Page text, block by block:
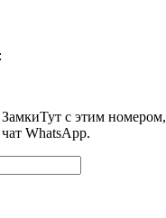
ЗамкиТут с этим номером,
WhatsApp.